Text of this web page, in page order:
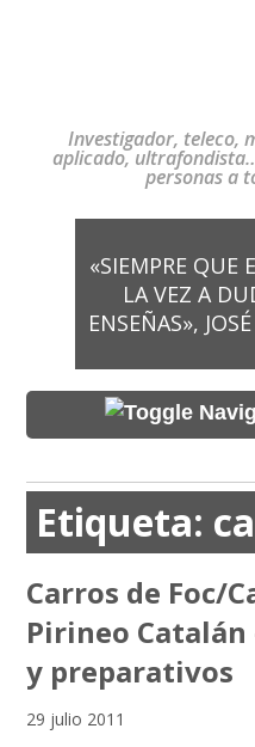
Investigador, teleco,
aplicado,
personas a
«SIEMPRE QUE
LA VEZ A
ENSEÑAS»,
Etiqueta:
Carros de Foc/
Pirineo
y preparativos
29 julio 2011